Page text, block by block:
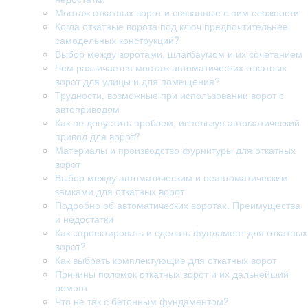
Монтаж откатных ворот и связанные с ним сложности
Когда откатные ворота под ключ предпочтительнее
самодельных конструкций?
Выбор между воротами, шлагбаумом и их сочетанием
Чем различается монтаж автоматических откатных
ворот для улицы и для помещения?
Трудности, возможные при использовании ворот с
автоприводом
Как не допустить проблем, используя автоматический
привод для ворот?
Материалы и производство фурнитуры для откатных
ворот
Выбор между автоматическим и неавтоматическим
замками для откатных ворот
Подробно об автоматических воротах. Преимущества
и недостатки
Как спроектировать и сделать фундамент для откатных
ворот?
Как выбрать комплектующие для откатных ворот
Причины поломок откатных ворот и их дальнейший
ремонт
Что не так с бетонным фундаментом?